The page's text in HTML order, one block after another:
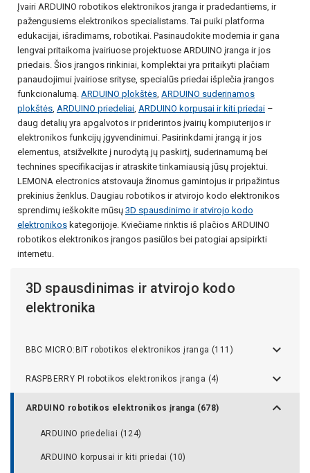
Įvairi ARDUINO robotikos elektronikos įranga ir pradedantiems, ir
pažengusiems elektronikos specialistams. Tai puiki platforma
edukacijai, išradimams, robotikai. Pasinaudokite modernia ir gana
lengvai pritaikoma įvairiuose projektuose ARDUINO įranga ir jos
priedais. Šios įrangos rinkiniai, komplektai yra pritaikyti plačiam
panaudojimui įvairiose srityse, specialūs priedai išplečia įrangos
funkcionalumą. ARDUINO plokštės ARDUINO suderinamos
plokštės ARDUINO priedeliai ARDUINO korpusai ir kiti priedai –
daug detalių yra apgalvotos ir priderintos įvairių kompiuterijos ir
elektronikos funkcijų įgyvendinimui. Pasirinkdami įrangą ir jos
elementus, atsižvelkite į nurodytą jų paskirtį, suderinamumą bei
technines specifikacijas ir atraskite tinkamiausią jūsų projektui.
LEMONA electronics atstovauja žinomus gamintojus ir pripažintus
prekinius ženklus. Daugiau robotikos ir atvirojo kodo elektronikos
sprendimų ieškokite mūsų 3D spausdinimo ir atvirojo kodo
elektronikos kategorijoje. Kviečiame rinktis iš plačios ARDUINO
robotikos elektronikos įrangos pasiūlos bei patogiai apsipirkti
internetu.
3D spausdinimas ir atvirojo kodo
elektronika
BBC MICRO:BIT robotikos elektronikos įranga (111)
RASPBERRY PI robotikos elektronikos įranga (4)
ARDUINO robotikos elektronikos įranga (678)
ARDUINO priedeliai (124)
ARDUINO korpusai ir kiti priedai (10)